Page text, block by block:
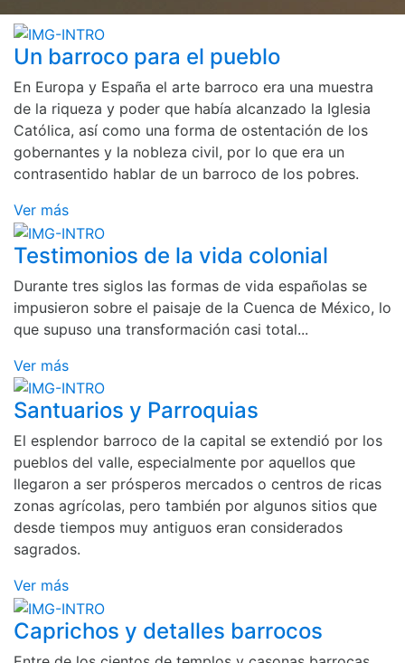
Un barroco para el pueblo
En Europa y España el arte barroco era una muestra
de la riqueza y poder que había alcanzado la Iglesia
Católica, así como una forma de ostentación de los
gobernantes y la nobleza civil, por lo que era un
contrasentido hablar de un barroco de los pobres.
Ver más
Testimonios de la vida colonial
Durante tres siglos las formas de vida españolas se
impusieron sobre el paisaje de la Cuenca de México, lo
que supuso una transformación casi total...
Ver más
Santuarios y Parroquias
El esplendor barroco de la capital se extendió por los
pueblos del valle, especialmente por aquellos que
llegaron a ser prósperos mercados o centros de ricas
zonas agrícolas, pero también por algunos sitios que
desde tiempos muy antiguos eran considerados
sagrados.
Ver más
Caprichos y detalles barrocos